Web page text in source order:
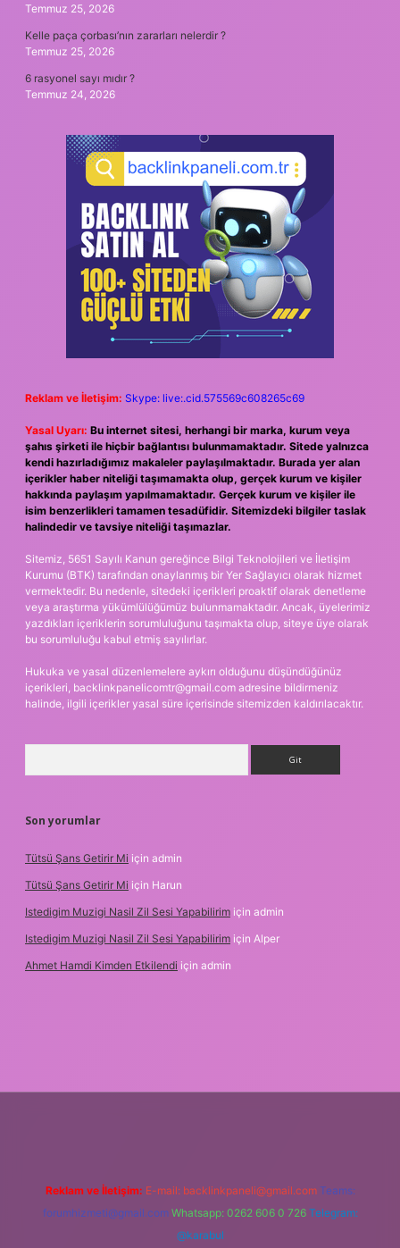
Temmuz 25, 2026
Kelle paça çorbası’nın zararları nelerdir ?
Temmuz 25, 2026
6 rasyonel sayı mıdır ?
Temmuz 24, 2026
Reklam ve İletişim: Skype: live:.cid.575569c608265c69
Yasal Uyarı: Bu internet sitesi, herhangi bir marka, kurum veya
şahıs şirketi ile hiçbir bağlantısı bulunmamaktadır. Sitede yalnızca
kendi hazırladığımız makaleler paylaşılmaktadır. Burada yer alan
içerikler haber niteliği taşımamakta olup, gerçek kurum ve kişiler
hakkında paylaşım yapılmamaktadır. Gerçek kurum ve kişiler ile
isim benzerlikleri tamamen tesadüfidir. Sitemizdeki bilgiler taslak
halindedir ve tavsiye niteliği taşımazlar.
Sitemiz, 5651 Sayılı Kanun gereğince Bilgi Teknolojileri ve İletişim
Kurumu (BTK) tarafından onaylanmış bir Yer Sağlayıcı olarak hizmet
vermektedir. Bu nedenle, sitedeki içerikleri proaktif olarak denetleme
veya araştırma yükümlülüğümüz bulunmamaktadır. Ancak, üyelerimiz
yazdıkları içeriklerin sorumluluğunu taşımakta olup, siteye üye olarak
bu sorumluluğu kabul etmiş sayılırlar.
Hukuka ve yasal düzenlemelere aykırı olduğunu düşündüğünüz
içerikleri, backlinkpanelicomtr@gmail.com adresine bildirmeniz
halinde, ilgili içerikler yasal süre içerisinde sitemizden kaldırılacaktır.
Son yorumlar
Tütsü Şans Getirir Mi için admin
Tütsü Şans Getirir Mi için Harun
Istedigim Muzigi Nasil Zil Sesi Yapabilirim için admin
Istedigim Muzigi Nasil Zil Sesi Yapabilirim için Alper
Ahmet Hamdi Kimden Etkilendi için admin
Reklam ve İletişim: E-mail: backlinkpaneli@gmail.com Teams:
forumhizmeti@gmail.com Whatsapp: 0262 606 0 726 Telegram:
@karabul